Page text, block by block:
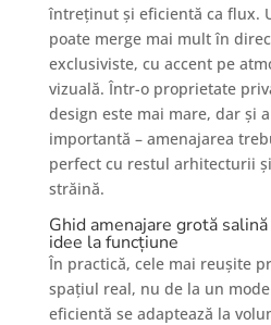
întreținut și eficientă ca flux.
poate merge mai mult în
exclusiviste, cu accent pe
vizuală. Într-o proprietate
design este mai mare, dar și
importantă – amenajarea
perfect cu restul arhitecturii
străină.
Ghid amenajare grotă
idee la funcțiune
În practică, cele mai reușite
spațiul real, nu de la un
eficientă se adaptează la